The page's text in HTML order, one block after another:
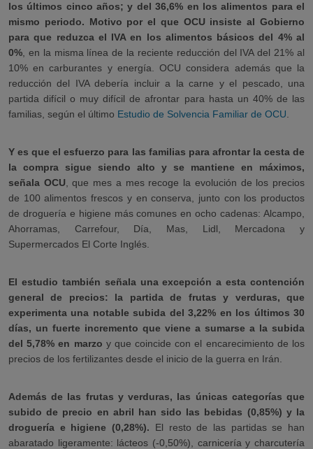
los últimos cinco años; y del 36,6% en los alimentos para el
mismo periodo. Motivo por el que OCU insiste al Gobierno
para que reduzca el IVA en los alimentos básicos del 4% al
0% , en la misma línea de la reciente reducción del IVA del 21% al
10% en carburantes y energía. OCU considera además que la
reducción del IVA debería incluir a la carne y el pescado, una
partida difícil o muy difícil de afrontar para hasta un 40% de las
familias, según el último Estudio de Solvencia Familiar de OCU
Y es que el esfuerzo para las familias para afrontar la cesta de
la compra sigue siendo alto y se mantiene en máximos,
señala OCU , que mes a mes recoge la evolución de los precios
de 100 alimentos frescos y en conserva, junto con los productos
de droguería e higiene más comunes en ocho cadenas: Alcampo,
Ahorramas, Carrefour, Día, Mas, Lidl, Mercadona y
Supermercados El Corte Inglés.
El estudio también señala una excepción a esta contención
general de precios: la partida de frutas y verduras, que
experimenta una notable subida del 3,22% en los últimos 30
días, un fuerte incremento que viene a sumarse a la subida
del 5,78% en marzo y que coincide con el encarecimiento de los
precios de los fertilizantes desde el inicio de la guerra en Irán.
Además de las frutas y verduras, las únicas categorías que
subido de precio en abril han sido las bebidas (0,85%) y la
droguería e higiene (0,28%). El resto de las partidas se han
abaratado ligeramente: lácteos (-0,50%), carnicería y charcutería